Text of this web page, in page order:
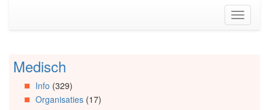
Toggle
Spring
Artikels
Spring
Medisch
Info (329)
Organisaties(17)